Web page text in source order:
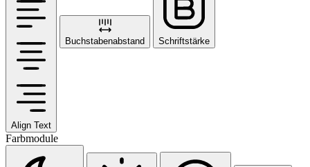
Align Text
Buchstabenabstand Schriftstärke
Farbmodule